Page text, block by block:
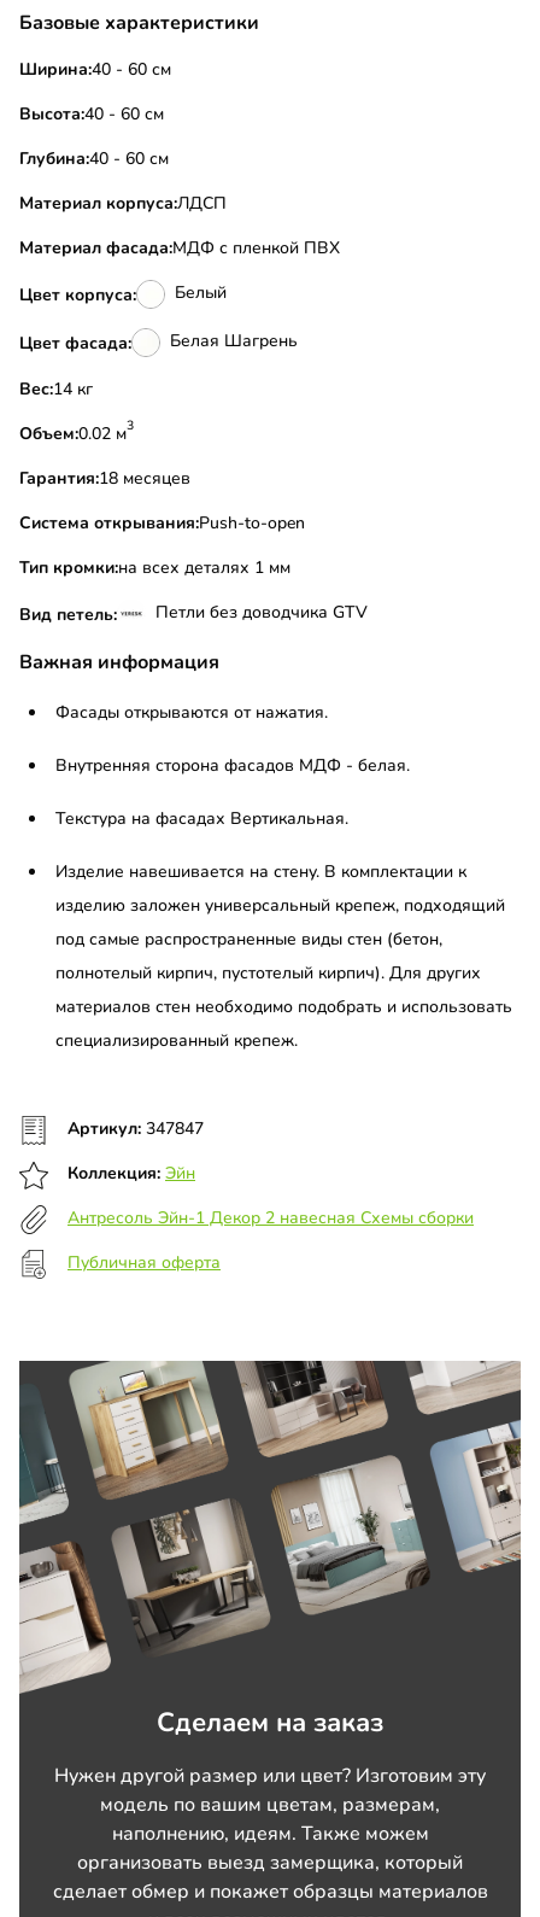
Базовые характеристики
Ширина:40 - 60 см
Высота:40 - 60 см
Глубина:40 - 60 см
Материал корпуса:ЛДСП
Материал фасада:МДФ с пленкой ПВХ
Цвет корпуса: Белый
Цвет фасада: Белая Шагрень
Вес:
14 кг
Объем:
0.02 м3
Гарантия:18 месяцев
Система открывания:Push-to-open
Тип кромки:на всех деталях 1 мм
Вид петель: Петли без доводчика GTV
Важная информация
Фасады открываются от нажатия.
Внутренняя сторона фасадов МДФ - белая.
Текстура на фасадах Вертикальная.
Изделие навешивается на стену. В комплектации к
изделию заложен универсальный крепеж, подходящий
под самые распространенные виды стен (бетон,
полнотелый кирпич, пустотелый кирпич). Для других
материалов стен необходимо подобрать и использовать
специализированный крепеж.
Артикул: 347847
Коллекция: Эйн
Антресоль Эйн-1 Декор 2 навесная Схемы сборки
Публичная оферта
Сделаем на заказ
Нужен другой размер или цвет? Изготовим эту
модель по вашим цветам, размерам,
наполнению, идеям. Также можем
организовать выезд замерщика, который
сделает обмер и покажет образцы материалов